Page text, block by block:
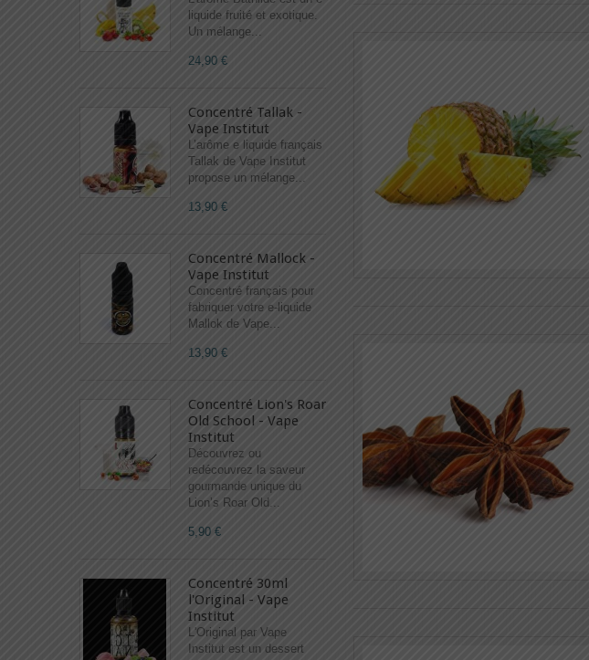
liquide fruité et exotique.
Un mélange...
24,90 €
Concentré Tallak -
Vape Institut
L’arôme e liquide français
Tallak de Vape Institut
propose un mélange...
13,90 €
Concentré Mallock -
Vape Institut
Concentré français pour
fabriquer votre e-liquide
Mallok de Vape...
13,90 €
Concentré Lion's Roar
Old School - Vape
Institut
Découvrez ou
redécouvrez la saveur
gourmande unique du
Lion’s Roar Old...
5,90 €
Concentré 30ml
l'Original - Vape
Institut
L'Original par Vape
Institut est un dessert